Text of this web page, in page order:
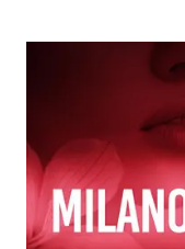
CONCORSI
VIDEO
TV